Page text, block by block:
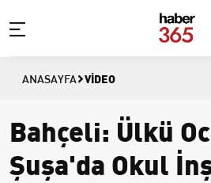
ANASAYFA VIDEO
Bahçeli: Ülkü
Şuşa'da Okul